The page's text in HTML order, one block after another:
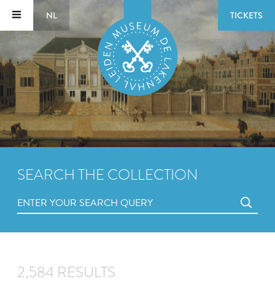
NL TICKETS
SEARCH THE COLLECTION
2,584 RESULTS